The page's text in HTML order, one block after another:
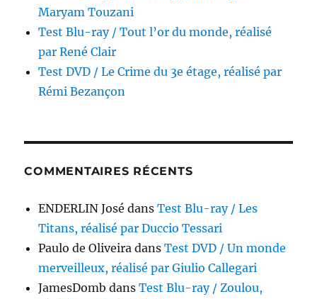
Maryam Touzani
Test Blu-ray / Tout l’or du monde, réalisé
par René Clair
Test DVD / Le Crime du 3e étage, réalisé par
Rémi Bezançon
COMMENTAIRES RÉCENTS
ENDERLIN José dansTest Blu-ray / Les
Titans, réalisé par Duccio Tessari
Paulo de Oliveira dansTest DVD / Un monde
merveilleux, réalisé par Giulio Callegari
JamesDomb dansTest Blu-ray / Zoulou,